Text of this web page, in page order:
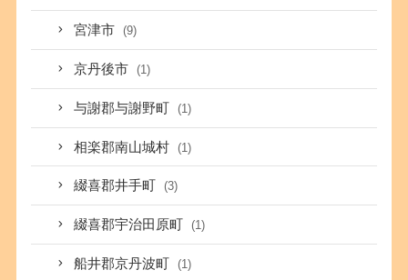
宮津市 (9)
京丹後市 (1)
与謝郡与謝野町 (1)
相楽郡南山城村 (1)
綴喜郡井手町 (3)
綴喜郡宇治田原町 (1)
船井郡京丹波町 (1)